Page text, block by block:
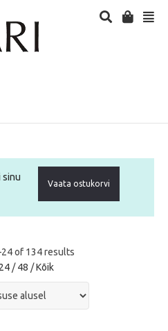
Vaata ostukorvi
sinu
of 134 results
24 / 48 /Kõik